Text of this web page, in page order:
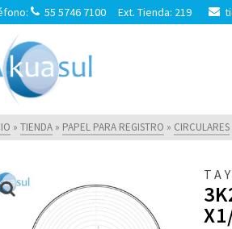
55 5746 7100 Ext. Tienda: 219
» TIENDA » PAPEL PARA REGISTRO » CIRCULARES